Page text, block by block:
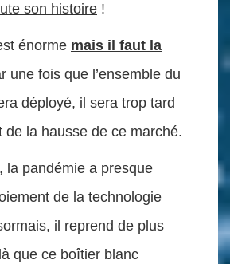
son histoire !
énorme mais il faut la
une fois que l’ensemble du
déployé, il sera trop tard
de la hausse de ce marché.
la pandémie a presque
de la technologie
il reprend de plus
que ce boîtier blanc